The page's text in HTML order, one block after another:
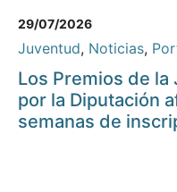
29/07/2026
Juventud, Noticias,
Los Premios de
por la Diputación
semanas de